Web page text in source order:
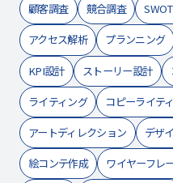
顧客調査 競合調査
アクセス解析 プランニング
KPI設計 ストーリー設計
ライティング コピーライテ
アートディレクション デザ
絵コンテ作成 ワイヤーフレ